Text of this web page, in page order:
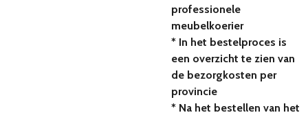
professionele
meubelkoerier
* In het bestelproces is
een overzicht te zien van
de bezorgkosten per
provincie
* Na het bestellen van het